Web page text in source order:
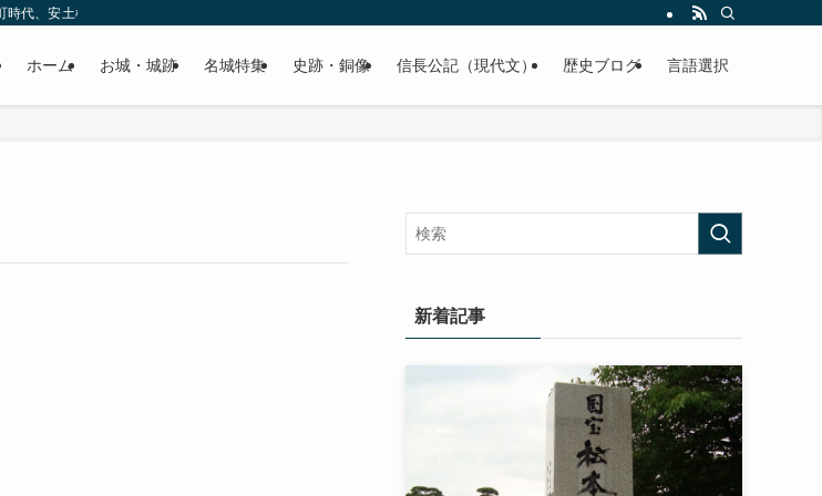
代、安土桃山時代（戦国時代）、江戸時代と幅広くご紹介致します。
ホーム お城・城跡 名城特集 史跡・銅像 信長公記（現代文） 歴史ブログ 言語選択
新着記事